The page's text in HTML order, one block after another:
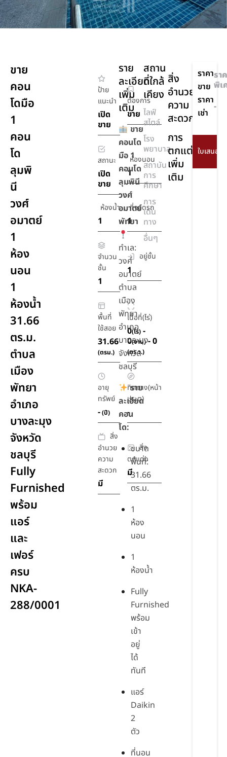
ขาย
คอน
โดมือ
1
คอน
โด
ลุมพิ
นี
วงศ์
อมาตย์
1
ห้อง
นอน
1
ห้องน้ำ
31.66
ตร.ม.
ตำบล
เมือง
พัทยา
อำเภอ
บางละมุง
จังหวัด
ชลบุรี
Fully
Furnished
พร้อม
แอร์
และ
เฟอร์
ครบ
NKA-
288/0001
ป้าย
แนะนำ
เปิด
ขาย
ต้องการ
ขาย
สถานะ
เปิด
ขาย
ห้องนอน
1
ห้องน้ำ
1
ที่จอดรถ
1
จำนวน
ชั้น
1
อยู่ชั้น
1
พื้นที่
ใช้สอย
31.66
(ตรม.)
เนื้อที่(ไร่)
0(ไร่)-
0(งาน)- 0
(ตร.ว.)
อายุ
ทรัพย์
-(ปี)
ทิศทาง(หน้า
ประตู)
-
สิ่ง
อำนวย
ความ
สะดวก
มี
สิ่ง
ตกแต่ง
มี
ราย
ละเอียด
เพิ่ม
เติม
ขาย
คอนโด
มือ 1
คอนโด
ลุมพินี
วงศ์
อมาตย์
พัทยา
ทำเล:
วงศ์
อมาตย์
ตำบล
เมือง
พัทยา
อำเภอ
บางละมุง
จังหวัด
ชลบุรี
ราย
ละเอียด
คอน
โด:
ขนาด
พื้นที่:
31.66
ตร.ม.
1
ห้อง
นอน
1
ห้องน้ำ
Fully
Furnished
พร้อม
เข้า
อยู่
ได้
ทันที
แอร์
Daikin
2
ตัว
ที่นอน
สถาน
ที่ใกล้
เคียง
ไลฟ์
สไตล์
โรง
พยาบาล
สถาบัน
การ
ศึกษา
การ
เดิน
ทาง
อื่นๆ
สิ่ง
อำนวย
ความ
สะดวก
การ
ตกแต่ง
เพิ่ม
เติม
ราคา
ขาย
รา
พิเ
ราคา
เช่า
-